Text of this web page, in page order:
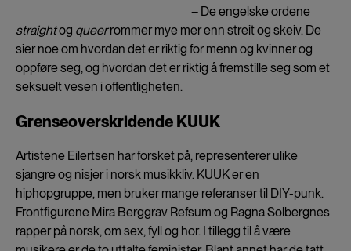
– De engelske ordene
straightog queerrommer mye mer enn streit og skeiv. De
sier noe om hvordan det er riktig for menn og kvinner og
oppføre seg, og hvordan det er riktig å fremstille seg som et
seksuelt vesen i offentligheten.
Grenseoverskridende KUUK
Artistene Eilertsen har forsket på, representerer ulike
sjangre og nisjer i norsk musikkliv. KUUK er en
hiphopgruppe, men bruker mange referanser til DIY-punk.
Frontfigurene Mira Berggrav Refsum og Ragna Solbergnes
rapper på norsk, om sex, fyll og hor. I tillegg til å være